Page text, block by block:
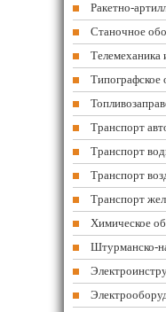
Ракетно-
Станочное
Типографское
Транспорт
Транспорт
Транспорт
Транспорт
Химическое
Штурманско-